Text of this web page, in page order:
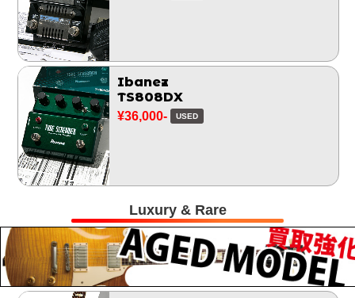
Ibanez
TS808DX
¥36,000- USED
Luxury & Rare